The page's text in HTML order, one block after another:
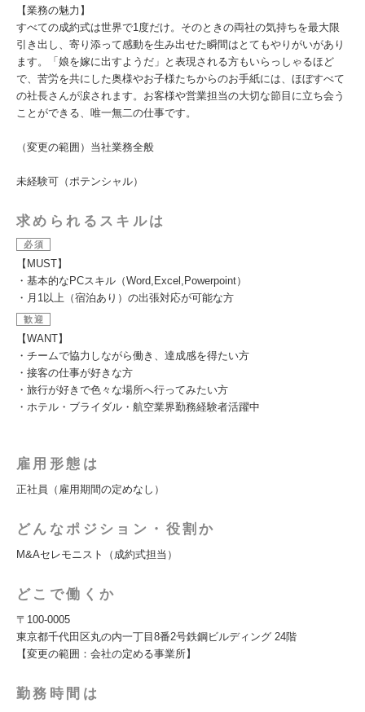
【業務の魅力】
すべての成約式は世界で1度だけ。そのときの両社の気持ちを最大限
引き出し、寄り添って感動を生み出せた瞬間はとてもやりがいがあり
ます。「娘を嫁に出すようだ」と表現される方もいらっしゃるほど
で、苦労を共にした奥様やお子様たちからのお手紙には、ほぼすべて
の社長さんが涙されます。お客様や営業担当の大切な節目に立ち会う
ことができる、唯一無二の仕事です。
（変更の範囲）当社業務全般
未経験可（ポテンシャル）
求められるスキルは
必須
【MUST】
・基本的なPCスキル（Word,Excel,Powerpoint）
・月1以上（宿泊あり）の出張対応が可能な方
歓迎
【WANT】
・チームで協力しながら働き、達成感を得たい方
・接客の仕事が好きな方
・旅行が好きで色々な場所へ行ってみたい方
・ホテル・ブライダル・航空業界勤務経験者活躍中
雇用形態は
正社員（雇用期間の定めなし）
どんなポジション・役割か
M&Aセレモニスト（成約式担当）
どこで働くか
〒100-0005
東京都千代田区丸の内一丁目8番2号鉄鋼ビルディング 24階
【変更の範囲：会社の定める事業所】
勤務時間は